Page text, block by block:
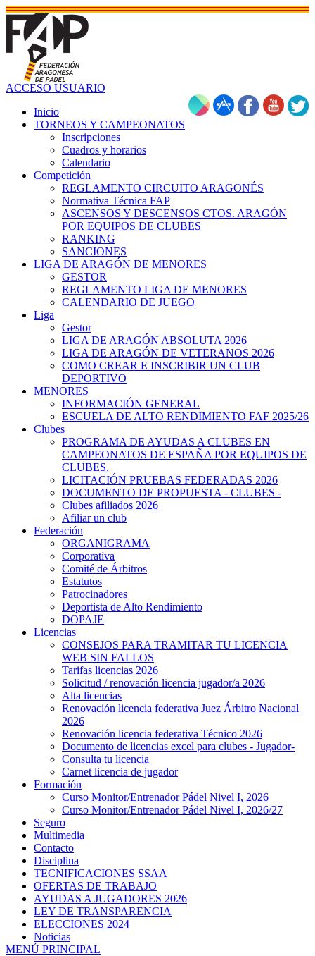
ACCESO USUARIO
Inicio
TORNEOS Y CAMPEONATOS
Inscripciones
Cuadros y horarios
Calendario
Competición
REGLAMENTO CIRCUITO ARAGONÉS
Normativa Técnica FAP
ASCENSOS Y DESCENSOS CTOS. ARAGÓN
POR EQUIPOS DE CLUBES
RANKING
SANCIONES
LIGA DE ARAGÓN DE MENORES
GESTOR
REGLAMENTO LIGA DE MENORES
CALENDARIO DE JUEGO
Liga
Gestor
LIGA DE ARAGÓN ABSOLUTA 2026
LIGA DE ARAGÓN DE VETERANOS 2026
COMO CREAR E INSCRIBIR UN CLUB
DEPORTIVO
MENORES
INFORMACIÓN GENERAL
ESCUELA DE ALTO RENDIMIENTO FAF 2025/26
Clubes
PROGRAMA DE AYUDAS A CLUBES EN
CAMPEONATOS DE ESPAÑA POR EQUIPOS DE
CLUBES.
LICITACIÓN PRUEBAS FEDERADAS 2026
DOCUMENTO DE PROPUESTA - CLUBES -
Clubes afiliados 2026
Afiliar un club
Federación
ORGANIGRAMA
Corporativa
Comité de Árbitros
Estatutos
Patrocinadores
Deportista de Alto Rendimiento
DOPAJE
Licencias
CONSEJOS PARA TRAMITAR TU LICENCIA
WEB SIN FALLOS
Tarifas licencias 2026
Solicitud / renovación licencia jugador/a 2026
Alta licencias
Renovación licencia federativa Juez Árbitro Nacional
2026
Renovación licencia federativa Técnico 2026
Documento de licencias excel para clubes - Jugador-
Consulta tu licencia
Carnet licencia de jugador
Formación
Curso Monitor/Entrenador Pádel Nivel I, 2026
Curso Monitor/Entrenador Pádel Nivel I, 2026/27
Seguro
Multimedia
Contacto
Disciplina
TECNIFICACIONES SSAA
OFERTAS DE TRABAJO
AYUDAS A JUGADORES 2026
LEY DE TRANSPARENCIA
ELECCIONES 2024
Noticias
MENÚ PRINCIPAL